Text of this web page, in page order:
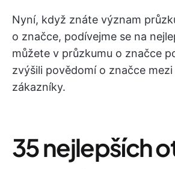
Nyní, když znáte význam
o značce, podívejme se na
můžete v průzkumu o značce
zvýšili povědomí o značce
zákazníky.
35 nejlepších